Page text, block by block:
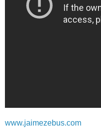
www.jaimezebus.com